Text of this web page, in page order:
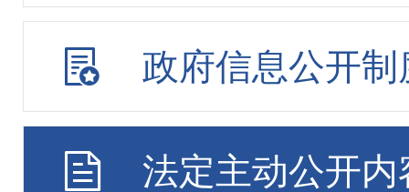
政府信息公开制
法定主动公开内
食品安全消费提
药品零售企业监
医疗器械机构使
医疗器械经营监